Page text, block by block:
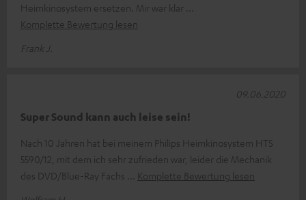
Heimkinosystem ersetzen. Mir war klar
Komplette Bewertung lesen
Frank J.
Super Sound kann auch leise sein!
Nach 10 Jahren hat bei meinem Philips Heimkinosystem HTS
5590/12, mit dem ich sehr zufrieden war, leider die Mechanik
des DVD/Blue-Ray Fachs
Komplette Bewertung lesen
09.06.2020